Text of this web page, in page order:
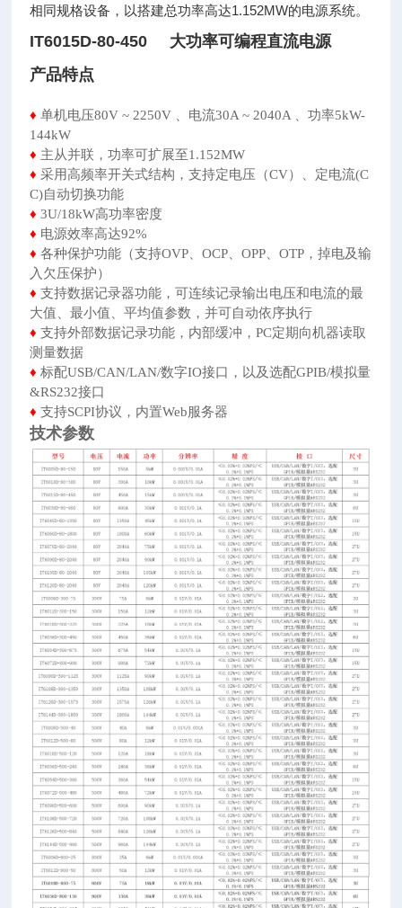
相同规格设备，以搭建总功率高达1.152MW的电源系统。
IT6015D-80-450 大功率可编程直流电源
产品特点
♦单机电压80V ~ 2250V 、电流30A ~ 2040A 、功率5kW-
144kW
♦ 主从并联，功率可扩展至1.152MW
♦采用高频率开关式结构，支持定电压（CV）、定电流(C
C)自动切换功能
♦3U/18kW高功率密度
♦ 电源效率高达92%
♦各种保护功能（支持OVP、OCP、OPP、OTP，掉电及输
入欠压保护）
♦支持数据记录器功能，可连续记录输出电压和电流的最
大值、最小值、平均值参数，并可自动依序执行
♦支持外部数据记录功能，内部缓冲，PC定期向机器读取
测量数据
♦标配USB/CAN/LAN/数字IO接口，以及选配GPIB/模拟量
&RS232接口
♦支持SCPI协议，内置Web服务器
技术参数